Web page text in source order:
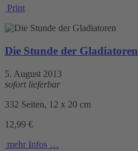
Print
Die Stunde der Gladiatoren
5. August 2013
sofort lieferbar
332 Seiten, 12 x 20 cm
12,99 €
mehr Infos …